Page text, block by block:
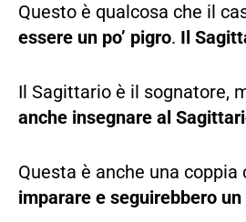
Questo è qualcosa che il
essere un po’ pigro. Il
Il Sagittario è il sognatore,
anche insegnare al
Questa è anche una
imparare e seguirebbero